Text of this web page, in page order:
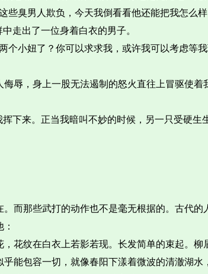
些臭男人欺负，今天我倒看看他还能把我怎么
走出了一位身着白衣的男子。
个小妞了？你可以求求我，或许我可以考虑等
辱，身上一股无法遏制的怒火直往上冒驱使着
下来。正当我暗叫不妙的时候，另一只受硬生
而那些武打的动作也不是毫无根据的。古代的
花纹在白衣上若影若现。长发简单的束起。柳
能包容一切，就像春阳下漾着微波的清澈湖水